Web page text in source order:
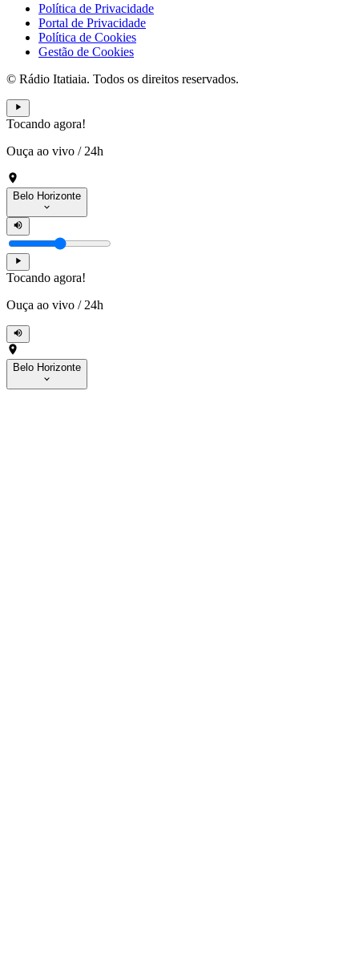
Política de Privacidade
Portal de Privacidade
Política de Cookies
Gestão de Cookies
© Rádio Itatiaia. Todos os direitos reservados.
Tocando agora!
Ouça ao vivo / 24h
Belo Horizonte
Tocando agora!
Ouça ao vivo / 24h
Belo Horizonte